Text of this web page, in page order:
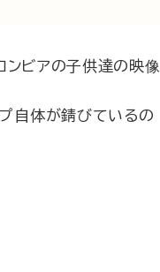
ンビアの子供達の映像
自体が錆びているの